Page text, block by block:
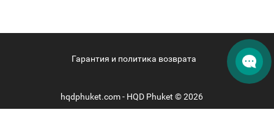
Гарантия и политика возврата
hqdphuket.com - HQD Phuket © 2026